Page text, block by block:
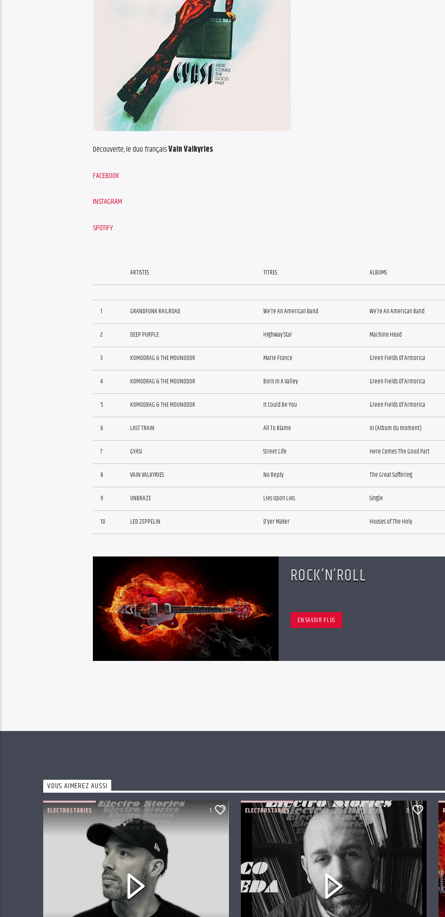
Découverte, le duo françaisVain Valkyries
FACEBOOK
INSTAGRAM
SPOTIFY
ARTISTES TITRES ALBUMS
1 GRANDFUNK RAILROAD We’re An American Band We’re An American Band
2 DEEP PURPLE Highway Star Machine Head
3 KOMODRAG & THE MOUNODOR Marie France Green Fields Of Armorica
4 KOMODRAG & THE MOUNODOR Born In A Valley Green Fields Of Armorica
5 KOMODRAG & THE MOUNODOR It Could Be You Green Fields Of Armorica
6 LAST TRAIN All To Blame III (Album du moment)
7 GYASI Street Life Here Comes The Good Part
8 VAIN VALKYRIES No Reply The Great Suffering
9 UNBRAZE Lies Upon Lies Single
10 LED ZEPPELIN D’yer Maker Houses of The Holy
ROCK’N’ROLL
EN SAVOIR PLUS
VOUS AIMEREZ AUSSI
ELECTROSTORIES 1 ELECTROSTORIES 0